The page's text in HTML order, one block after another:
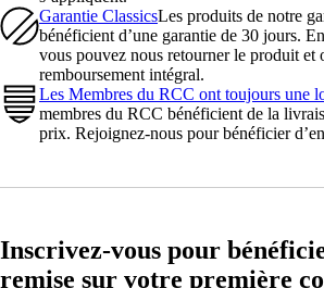
Garantie ClassicsLes produits de notre
bénéficient d’une garantie de 30 jours.
vous pouvez nous retourner le produit et
remboursement intégral.
Les Membres du RCC ont toujours une
membres du RCC bénéficient de la
prix. Rejoignez-nous pour bénéficier
Inscrivez-vous pour
remise sur votre première